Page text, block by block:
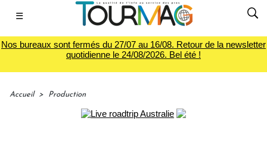
☰
Nos bureaux sont fermés du 27/07 au 16/08. Retour de la newsletter
quotidienne le 24/08/2026. Bel été !
Accueil > Production